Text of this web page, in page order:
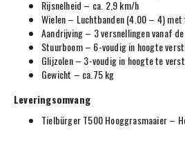
Rijsnelheid – ca. 2,9 km/h
Wielen – Luchtbanden (4.00 – 4)
Aandrijving – 3 versnellingen vanaf
Stuurboom – 6-voudig in hoogte
Glijzolen – 3-voudig in hoogte te
Gewicht – ca.75 kg
Leveringsomvang
Tielbürger T500 Hooggrasmaaier –